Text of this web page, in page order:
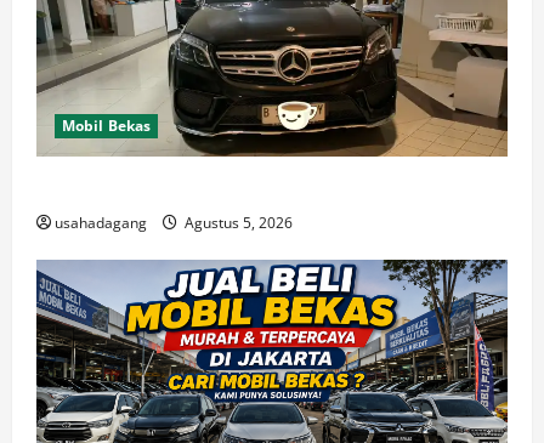
Mobil Bekas
usahadagang Agustus 5, 2026